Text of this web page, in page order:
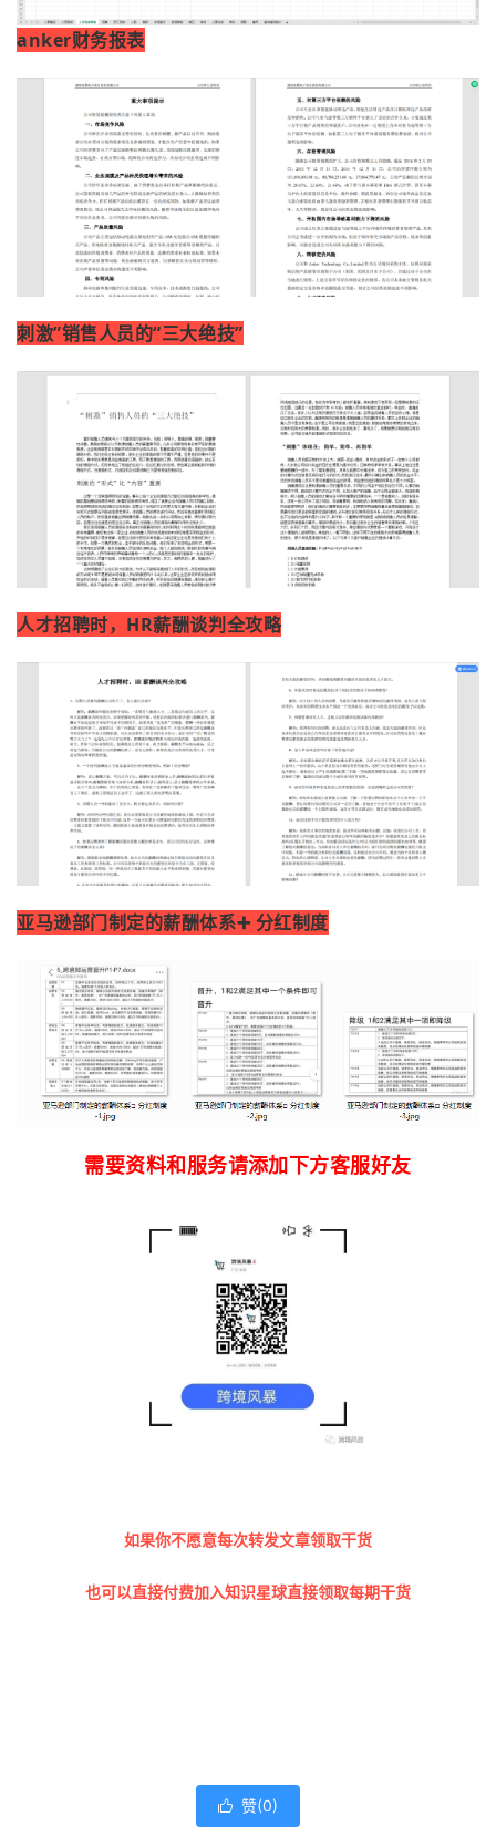
anker财务报表
刺激”销售人员的“三大绝技”
人才招聘时，HR薪酬谈判全攻略
亚马逊部门制定的薪酬体系➕ 分红制度
需要资料和服务请添加下方客服好友
如果你不愿意每次转发文章领取干货
也可以直接付费加入知识星球直接领取每期干货
 赞(0)